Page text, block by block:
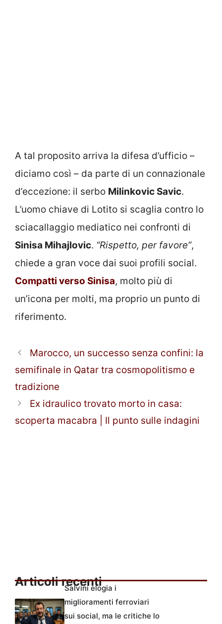
A tal proposito arriva la difesa d’ufficio –
diciamo così – da parte di un connazionale
d’eccezione: il serbo Milinkovic Savic.
L’uomo chiave di Lotito si scaglia contro lo
sciacallaggio mediatico nei confronti di
Sinisa Mihajlovic. “Rispetto, per favore”,
chiede a gran voce dai suoi profili social.
Compatti verso Sinisa, molto più di
un’icona per molti, ma proprio un punto di
riferimento.
Marocco, un successo senza confini: la
semifinale in Qatar tra cosmopolitismo e
tradizione
Ex idraulico trovato morto in casa:
scoperta macabra | Il punto sulle indagini
Articoli recenti
Salvini elogia i
miglioramenti ferroviari
sui social, ma le critiche lo